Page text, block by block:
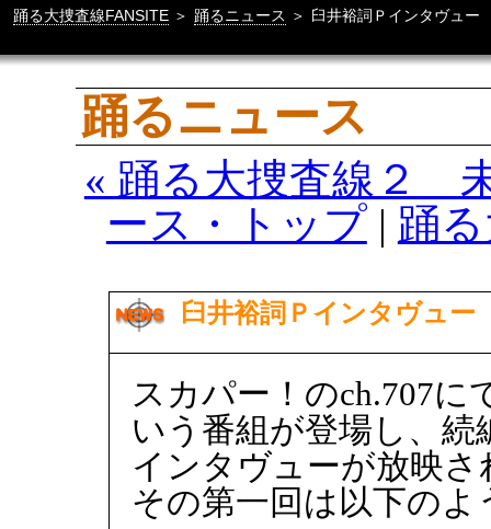
踊る大捜査線FANSITE ＞ 踊るニュース ＞ 臼井裕詞Ｐインタヴュー
踊るニュース
« 踊る大捜査線２
ース・トップ| 踊
臼井裕詞Ｐインタヴュー
スカパー！のch.707
いう番組が登場し、
インタヴューが放映
その第一回は以下の